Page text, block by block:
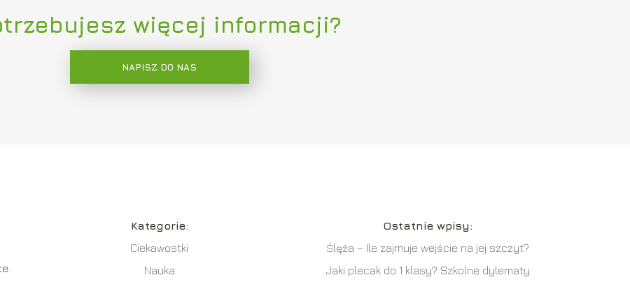
więcej informacji?
NAPISZ DO NAS
Kategorie:
Ciekawostki
Nauka
Ostatnie wpisy:
Ślęża – Ile zajmuje wejście na jej szczyt?
Jaki plecak do 1 klasy? Szkolne dylematy